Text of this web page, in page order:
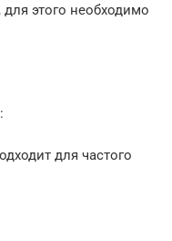
этого необходимо
для частого